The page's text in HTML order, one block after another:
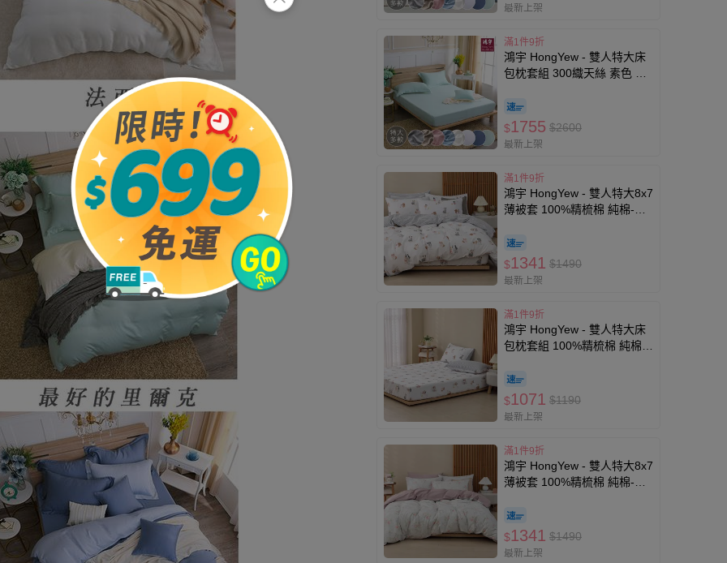
最新上架
滿1件9折
鴻宇 HongYew - 雙人特大床
包枕套組 300織天絲 素色 撞
$1755 $2600
最新上架
滿1件9折
鴻宇 HongYew - 雙人特大8x7
薄被套 100%精梳棉 純棉-哈
$1341 $1490
最新上架
滿1件9折
鴻宇 HongYew - 雙人特大床
包枕套組 100%精梳棉 純棉-
$1071 $1190
最新上架
滿1件9折
鴻宇 HongYew - 雙人特大8x7
薄被套 100%精梳棉 純棉-娜
$1341 $1490
最新上架